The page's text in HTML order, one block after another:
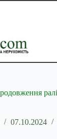
ралі
07.10.2024